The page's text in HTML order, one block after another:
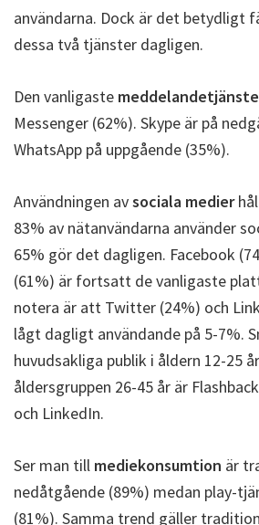
användarna. Dock är det betydligt
dessa två tjänster dagligen.
Den vanligaste
Messenger (62%). Skype är på
WhatsApp på uppgående (35%).
Användningen avsociala medier
83% av nätanvändarna använder
65% gör det dagligen. Facebook
(61%) är fortsatt de vanligaste
notera är att Twitter (24%) och
lågt dagligt användande på 5-7%.
huvudsakliga publik i åldern 12-25
åldersgruppen 26-45 år är
och LinkedIn.
Ser man till mediekonsumtion är
nedåtgående (89%) medan play-
(81%). Samma trend gäller